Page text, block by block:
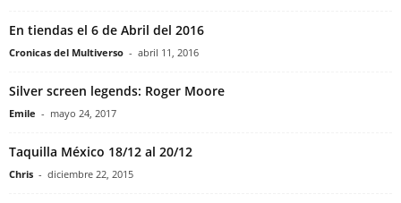
En tiendas el 6 de Abril del 2016
Cronicas del Multiverso - abril 11, 2016
Silver screen legends: Roger Moore
Emile - mayo 24, 2017
Taquilla México 18/12 al 20/12
Chris - diciembre 22, 2015